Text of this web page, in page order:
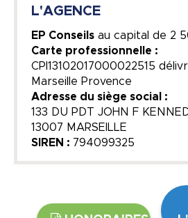
L'AGENCE
EP Conseils au capital de 2
Carte professionnelle :
CPI13102017000022515
Marseille Provence
Adresse du siège social :
133 DU PDT JOHN F
13007 MARSEILLE
SIREN : 794099325